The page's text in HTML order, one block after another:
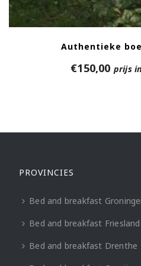
Authentieke
€150,00 prijs
PROVINCIES
Bed and breakfast
Bed and breakfast Friesland
Bed and breakfast Drenthe